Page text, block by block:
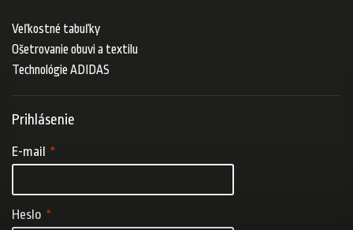
Veľkostné tabuľky
Ošetrovanie obuvi a textilu
Technológie ADIDAS
Prihlásenie
E-mail
Heslo